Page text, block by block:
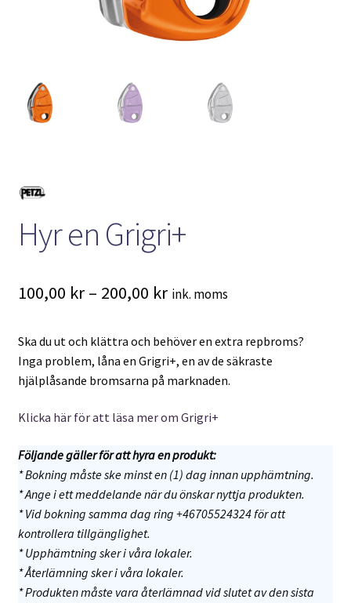
Hyr en Grigri+
100,00 kr – 200,00 krPrisintervall:
till
200,00 kr
ink. moms
Ska du ut och klättra och behöver en extra repbroms?
Inga problem, låna en Grigri+, en av de säkraste
hjälplåsande bromsarna på marknaden.
Klicka här för att läsa mer om Grigri+
Följande gäller för att hyra en produkt:
* Bokning måste ske minst en (1) dag innan upphämtning.
* Ange i ett meddelande när du önskar nyttja produkten.
* Vid bokning samma dag ring +46705524324 för att
kontrollera tillgänglighet.
* Upphämtning sker i våra lokaler.
* Återlämning sker i våra lokaler.
* Produkten måste vara återlämnad vid slutet av den sista